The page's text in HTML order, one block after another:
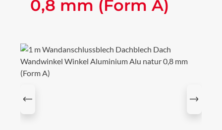
0,8 mm (Form A)
Bildergalerie überspringen